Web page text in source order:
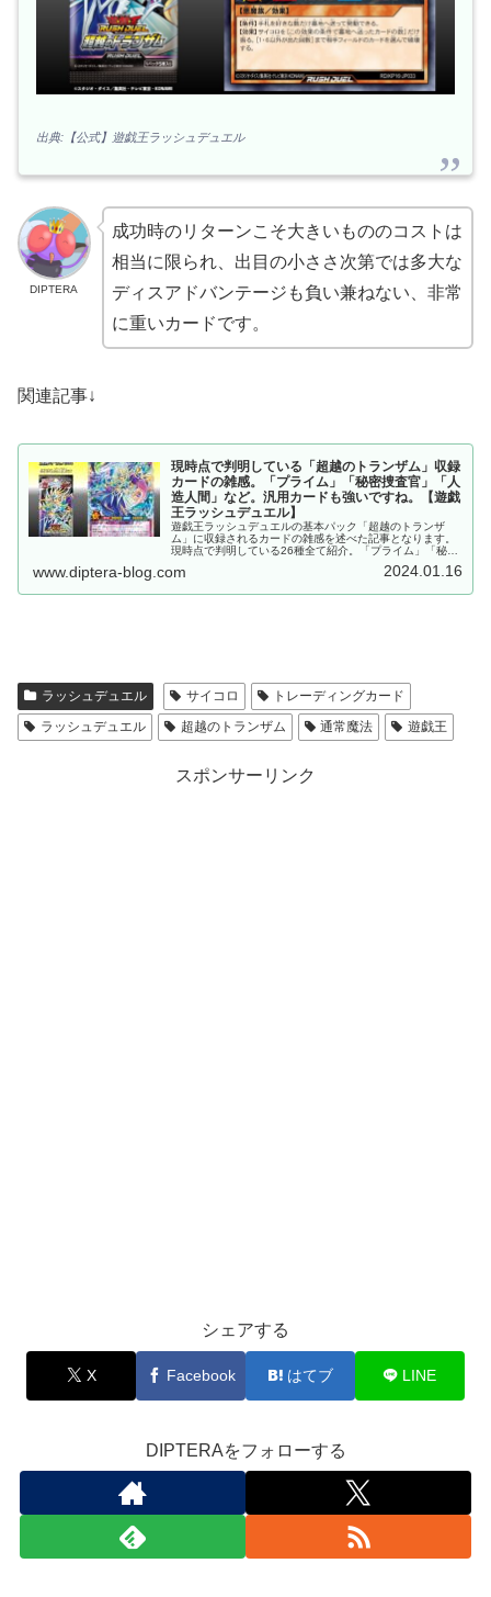
出典:【公式】遊戯王ラッシュデュエル
DIPTERA
成功時のリターンこそ大きいもののコストは
相当に限られ、出目の小ささ次第では多大な
ディスアドバンテージも負い兼ねない、非常
に重いカードです。
関連記事↓
現時点で判明している「超越のトランザム」収録
カードの雑感。「プライム」「秘密捜査官」「人
造人間」など。汎用カードも強いですね。【遊戯
王ラッシュデュエル】
遊戯王ラッシュデュエルの基本パック「超越のトランザ
ム」に収録されるカードの雑感を述べた記事となります。
現時点で判明している26種全て紹介。「プライム」「秘密
ます。その他、汎用カードも強力です。
www.diptera-blog.com 2024.01.16
ラッシュデュエル サイコロ
トレーディングカード
ラッシュデュエル
超越のトランザム 通常魔法 遊戯王
スポンサーリンク
シェアする
X Facebook はてブ LINE
DIPTERAをフォローする